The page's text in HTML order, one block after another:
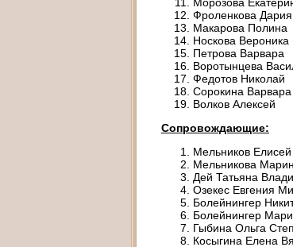
Фроленкова Дария
Макарова Полина
Носкова Вероника
Петрова Варвара
Воротынцева
Федотов Николай
Сорокина Варвара
Волков Алексей
Сопровождающие:
Мельников Елисей
Мельникова
Дей Татьяна
Озекес Евгения
Болейнингер
Болейнингер
Гыбина Ольга
Косыгина Елена